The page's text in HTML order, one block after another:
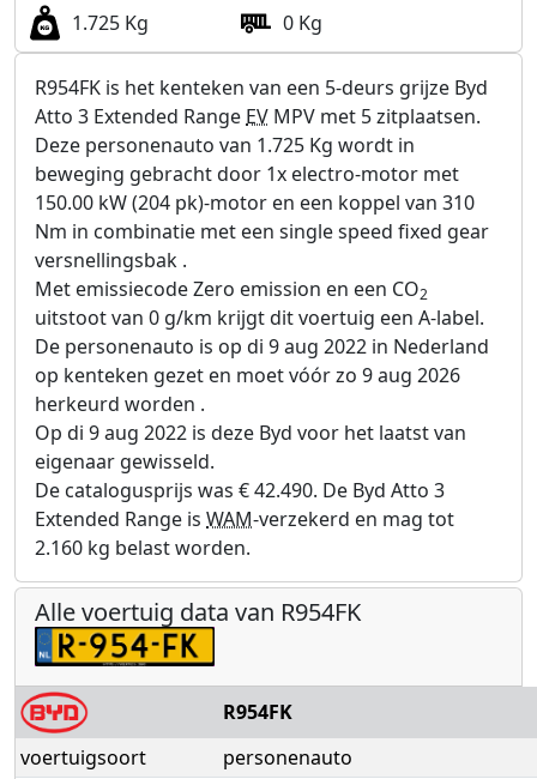
1.725 Kg
0 Kg
R954FK is het kenteken van een 5-deurs grijze Byd
Atto 3 Extended Range EV MPV met 5 zitplaatsen.
Deze personenauto van 1.725 Kg wordt in
beweging gebracht door 1x electro-motor met
150.00 kW (204 pk)-motor en een koppel van 310
Nm in combinatie met een single speed fixed gear
versnellingsbak .
Met emissiecode Zero emission en een CO2
uitstoot van 0 g/km krijgt dit voertuig een A-label.
De personenauto is op di 9 aug 2022 in Nederland
op kenteken gezet en moet vóór zo 9 aug 2026
herkeurd worden .
Op di 9 aug 2022 is deze Byd voor het laatst van
eigenaar gewisseld.
De catalogusprijs was € 42.490. De Byd Atto 3
Extended Range is WAM-verzekerd en mag tot
2.160 kg belast worden.
Alle voertuig data van R954FK
R954FK
voertuigsoort
personenauto